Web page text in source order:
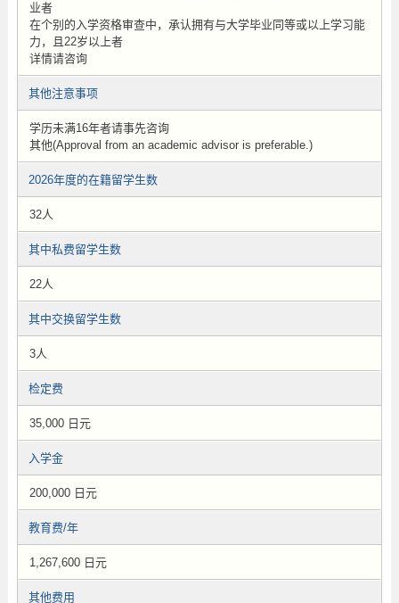
业者
在个别的入学资格审查中，承认拥有与大学毕业同等或以上学习能
力，且22岁以上者
详情请咨询
其他注意事项
学历未满16年者请事先咨询
其他(Approval from an academic advisor is preferable.)
2026年度的在籍留学生数
32人
其中私费留学生数
22人
其中交换留学生数
3人
检定费
35,000 日元
入学金
200,000 日元
教育费/年
1,267,600 日元
其他费用